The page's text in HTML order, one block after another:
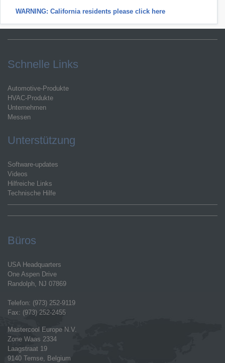
WARNING: California residents please click here
Schnelle Links
Automotive-Produkte
HVAC-Produkte
Unternehmen
Messen
Unterstützung
Software-updates
Videos
Hilfreiche Links
Technische Hilfe
Büros
USA Headquarters
One Aspen Drive
Randolph, NJ 07869
Telefon: (973) 252-9119
Fax: (973) 252-2455
Mastercool Europe N.V.
Zone Waas 2334
Laagstraat 19
9140 Temse, Belgium